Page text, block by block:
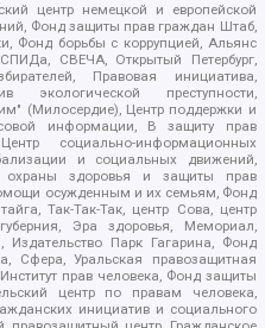
центр немецкой и европейской
Фонд защиты прав граждан Штаб,
Фонд борьбы с коррупцией, Альянс
СВЕЧА, Открытый Петербург,
Правовая инициатива,
экологической преступности,
(Милосердие), Центр поддержки и
информации, В защиту прав
социально-информационных
и социальных движений,
охраны здоровья и защиты прав
осужденным и их семьям, Фонд
Так-Так-Так, центр Сова, центр
Эра здоровья, Мемориал,
Парк Гагарина, Фонд
Сфера, Уральская правозащитная
прав человека, Фонд защиты
центр по правам человека,
инициатив и социального